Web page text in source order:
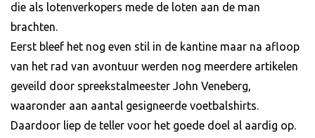
die als lotenverkopers mede de loten aan de man
brachten.
Eerst bleef het nog even stil in de kantine maar na afloop
van het rad van avontuur werden nog meerdere artikelen
geveild door spreekstalmeester John Veneberg,
waaronder aan aantal gesigneerde voetbalshirts.
Daardoor liep de teller voor het goede doel al aardig op.